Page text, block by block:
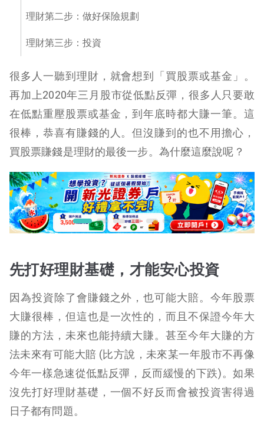
理財第二步：做好保險規劃
理財第三步：投資
很多人一聽到理財，就會想到「買股票或基金」。
再加上2020年三月股市從低點反彈，很多人只要敢
在低點重壓股票或基金，到年底時都大賺一筆。 這
很棒，恭喜有賺錢的人。但沒賺到的也不用擔心，
買股票賺錢是理財的最後一步。為什麼這麼說呢？
先打好理財基礎，才能安心投資
因為投資除了會賺錢之外，也可能大賠。今年股票
大賺很棒，但這也是一次性的，而且不保證今年大
賺的方法，未來也能持續大賺。甚至今年大賺的方
法未來有可能大賠 (比方說，未來某一年股市不再像
今年一樣急速從低點反彈，反而緩慢的下跌)。如果
沒先打好理財基礎，一個不好反而會被投資害得過
日子都有問題。